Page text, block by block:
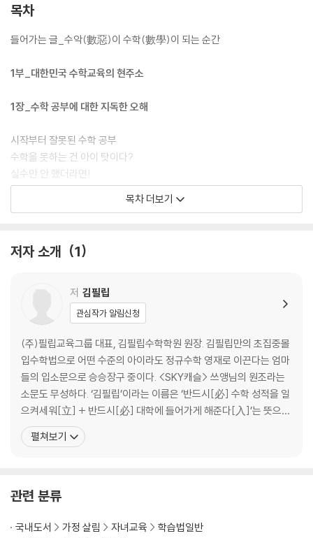
목차
들어가는 글_수악(數惡)이 수학(數學)이 되는 순간
1부_대한민국 수학교육의 현주소
1장_수학 공부에 대한 지독한 오해
시작부터 잘못된 수학 공부
수학을 못하는 건 아이 탓이다?
실수만 안 했더라면!
연산으로 수학을 잡는다?
전교1등과 팀 짜면 안 되는 이유
대치동에는 뭔가 특별한 게 있다?
[필립 쌤의 원 포인트 체크] 수학 공식을 이해하는 4단계 방법
2장_수포자 70%, 아이들은 죄가 없다
대치 1등급 엄마들은 무조건 아이 편이다
수학은 기세다
무조건 수학을 좋아해야 한다
초5가 정석 시작의 적기?
수학 허세가 수포자를 만든다
선행은 진도만 나가면 된다?
[필립 쌤의 원 포인트 체크] “수학 공부, 안녕하십니까?”
2부_‘반드시 일으켜세우는’ 초집중몰입수학법
목차 더보기
저자 소개 1
저 김필립
관심작가 알림신청
(주)필립교육그룹 대표, 김필립수학학원 원장. 김필립만의 초집중몰
입수학법으로 어떤 수준의 아이라도 정규수학 영재로 이끈다는 엄마
들의 입소문으로 승승장구 중이다. <SKY캐슬> 쓰앵님의 원조라는
소문도 무성하다. ‘김필립’이라는 이름은 ‘반드시[必] 수학 성적을 일
으켜세워[立] + 반드시[必] 대학에 들어가게 해준다[入]’는 뜻으로
학부모들이 붙여줬다. 고등학생 시절 상위권 학생만 받는다는 유명한
학원에서 수학 수업을 들었다가 암기식, 주입식 수업으로 수학에 대
펼쳐보기
관련 분류
국내도서 가정 살림 자녀교육
학습법일반